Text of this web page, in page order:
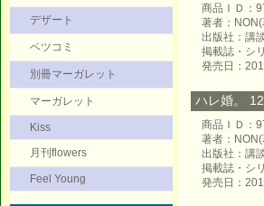
デザート
ベツコミ
別冊マーガレット
マーガレット
Kiss
月刊flowers
Feel Young
商品ＩＤ：
著者：
出版社：講
掲載誌・シ
発売日：
ハレ婚。
商品ＩＤ：
著者：
出版社：講
掲載誌・シ
発売日：